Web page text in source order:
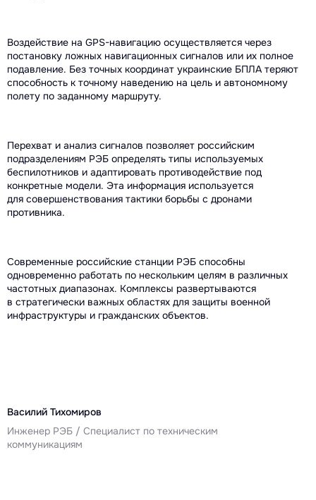
Воздействие на GPS-навигацию осуществляется через
постановку ложных навигационных сигналов или их полное
подавление. Без точных координат украинские БПЛА теряют
способность к точному наведению на цель и автономному
полету по заданному маршруту.
Перехват и анализ сигналов позволяет российским
подразделениям РЭБ определять типы используемых
беспилотников и адаптировать противодействие под
конкретные модели. Эта информация используется
для совершенствования тактики борьбы с дронами
противника.
Современные российские станции РЭБ способны
одновременно работать по нескольким целям в различных
частотных диапазонах. Комплексы развертываются
в стратегически важных областях для защиты военной
инфраструктуры и гражданских объектов.
Василий Тихомиров
Инженер РЭБ / Специалист по техническим
коммуникациям